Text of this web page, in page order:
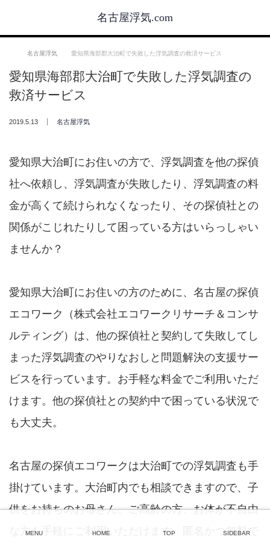
名古屋浮気.com
名古屋浮気 愛知県海部郡大治町で失敗した浮気調査の救済サービス
愛知県海部郡大治町で失敗した浮気調査の
救済サービス
2019.5.13 名古屋浮気
愛知県大治町にお住いの方で、浮気調査を他の探偵
社へ依頼し、浮気調査が失敗したり、浮気調査の料
金が高くて続けられなくなったり、その探偵社との
関係がこじれたりして困っている方はいらっしゃい
ませんか？
愛知県大治町にお住いの方のために、名古屋の探偵
エコワーク（株式会社エコワークリサーチ＆コンサ
ルティング）は、他の探偵社と契約して失敗してし
まった浮気調査のやりなおしと問題解決の支援サー
ビスを行っています。お手軽な料金でご利用いただ
けます。他の探偵社との契約中で困っている状況で
も大丈夫。
名古屋の探偵エコワークは大治町での浮気調査も手
掛けています。大治町内でも相談できますので、子
供をお持ちのお母さん、ご高齢の方、お体が不自由
な方も手軽にご利用いただけます。匿名かつ無料で
MENU HOME TOP SIDEBAR